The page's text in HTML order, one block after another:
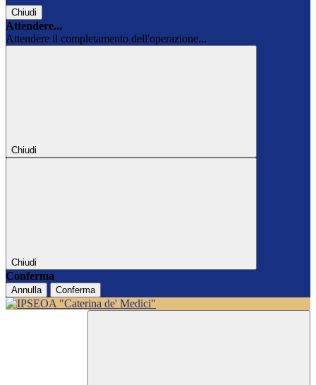
Chiudi
Attendere...
Attendere il completamento dell'operazione...
Chiudi
Chiudi
Conferma
Annulla Conferma